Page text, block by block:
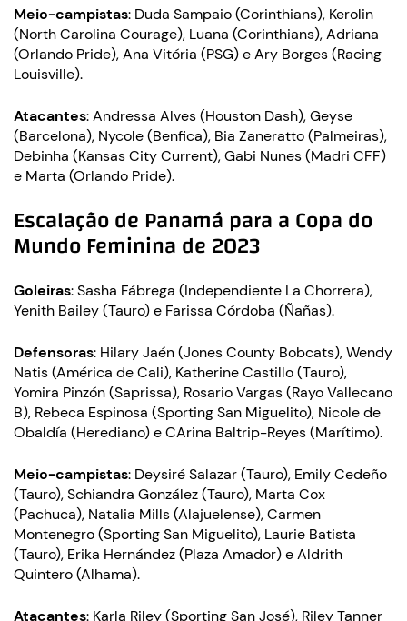
Meio-campistas: Duda Sampaio (Corinthians), Kerolin
(North Carolina Courage), Luana (Corinthians), Adriana
(Orlando Pride), Ana Vitória (PSG) e Ary Borges (Racing
Louisville).
Atacantes: Andressa Alves (Houston Dash), Geyse
(Barcelona), Nycole (Benfica), Bia Zaneratto (Palmeiras),
Debinha (Kansas City Current), Gabi Nunes (Madri CFF)
e Marta (Orlando Pride).
Escalação de Panamá para a Copa do
Mundo Feminina de 2023
Goleiras: Sasha Fábrega (Independiente La Chorrera),
Yenith Bailey (Tauro) e Farissa Córdoba (Ñañas).
Defensoras: Hilary Jaén (Jones County Bobcats), Wendy
Natis (América de Cali), Katherine Castillo (Tauro),
Yomira Pinzón (Saprissa), Rosario Vargas (Rayo Vallecano
B), Rebeca Espinosa (Sporting San Miguelito), Nicole de
Obaldía (Herediano) e CArina Baltrip-Reyes (Marítimo).
Meio-campistas: Deysiré Salazar (Tauro), Emily Cedeño
(Tauro), Schiandra González (Tauro), Marta Cox
(Pachuca), Natalia Mills (Alajuelense), Carmen
Montenegro (Sporting San Miguelito), Laurie Batista
(Tauro), Erika Hernández (Plaza Amador) e Aldrith
Quintero (Alhama).
Atacantes: Karla Riley (Sporting San José), Riley Tanner